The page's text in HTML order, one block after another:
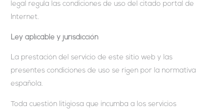
legal regula las condiciones de uso del citado portal de
Internet.
Ley aplicable y jurisdicción
La prestación del servicio de este sitio web y las
presentes condiciones de uso se rigen por la normativa
española.
Toda cuestión litigiosa que incumba a los servicios